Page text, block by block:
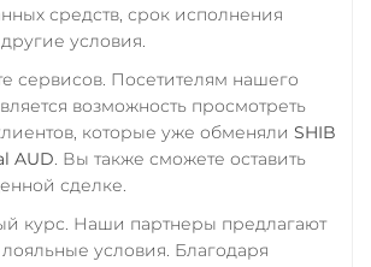
(WBTC)
(WETH)
VeChain (VET)
Wrapped Bitcoin (WBTC)
ERC20 AVAXC
ERC20 AVAXC
СБП RUB
UAH USD EUR
Тинькофф
УкрСиббанк UAH
средств, срок исполнения
условия.
сервисов. Посетителям нашего
возможность просмотреть
которые уже обменяли SHIB
AUD. Вы также сможете оставить
сделке.
курс. Наши партнеры предлагают
условия. Благодаря